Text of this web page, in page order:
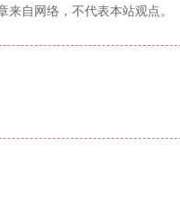
来自网络，不代表本站观点。